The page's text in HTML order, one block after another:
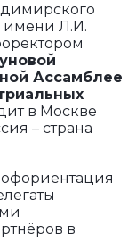
имени Л.И.
Ассамблее
в Москве
– страна
в